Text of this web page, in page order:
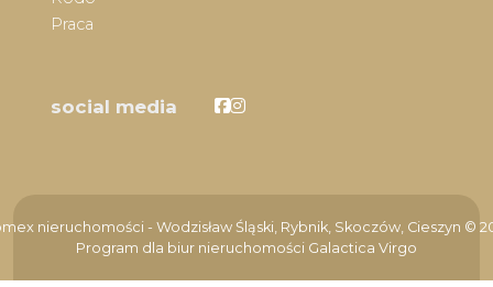
Praca
social media Facebook
Facebook
nieruchomości - Wodzisław Śląski, Rybnik, Skoczów, Cieszyn ©
Program dla biur nieruchomości Galactica Virgo